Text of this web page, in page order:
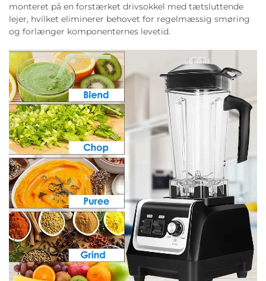
monteret på en forstærket drivsokkel med tætsluttende
lejer, hvilket eliminerer behovet for regelmæssig smøring
og forlænger komponenternes levetid.